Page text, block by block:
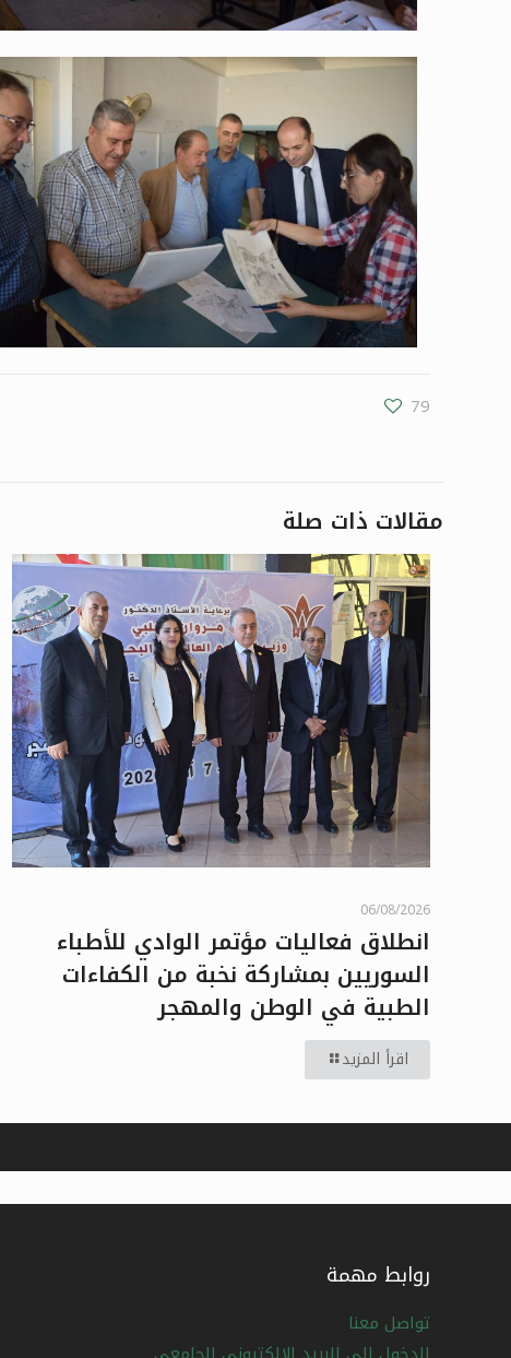
79
مقالات ذات صلة
06/08/2026
انطلاق فعاليات مؤتمر الوادي للأطباء
السوريين بمشاركة نخبة من الكفاءات
الطبية في الوطن والمهجر
اقرأ المزيد
روابط مهمة
تواصل معنا